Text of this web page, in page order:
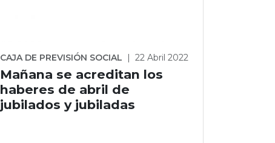
CAJA DE PREVISIÓN SOCIAL | 22 Abril 2022
Mañana se acreditan los
haberes de abril de
jubilados y jubiladas